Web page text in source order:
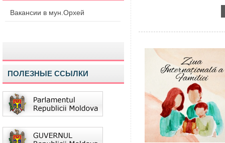
Вакансии в мун.Орхей
ПОЛЕЗНЫЕ ССЫЛКИ